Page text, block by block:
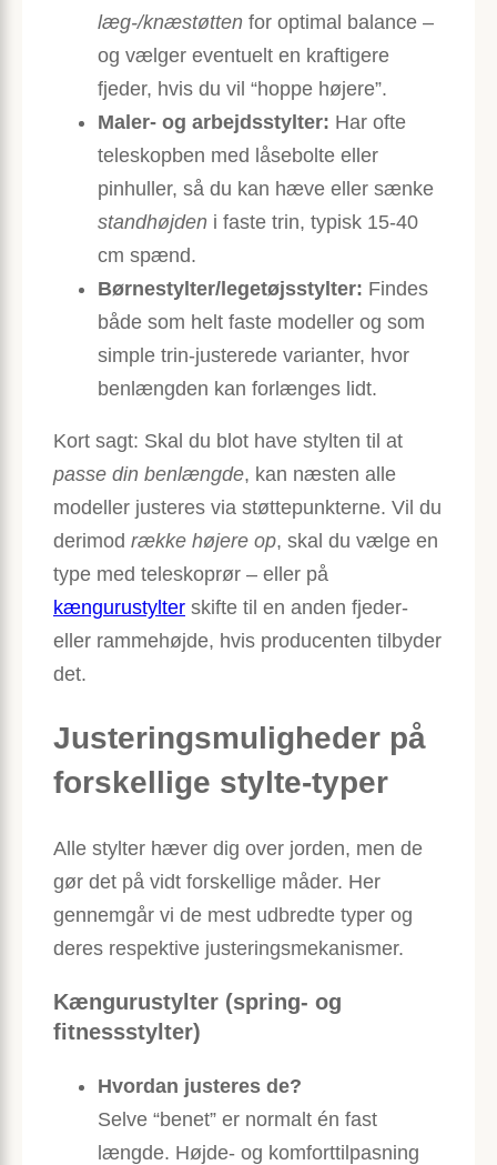
læg-/knæstøtten for optimal balance –
og vælger eventuelt en kraftigere
fjeder, hvis du vil “hoppe højere”.
Maler- og arbejdsstylter: Har ofte
teleskopben med låsebolte eller
pinhuller, så du kan hæve eller sænke
standhøjden i faste trin, typisk 15-40
cm spænd.
Børnestylter/legetøjsstylter: Findes
både som helt faste modeller og som
simple trin-justerede varianter, hvor
benlængden kan forlænges lidt.
Kort sagt: Skal du blot have stylten til at
passe din benlængde, kan næsten alle
modeller justeres via støttepunkterne. Vil du
derimod række højere op, skal du vælge en
type med teleskoprør – eller på
kængurustylter skifte til en anden fjeder-
eller rammehøjde, hvis producenten tilbyder
det.
Justeringsmuligheder på
forskellige stylte-typer
Alle stylter hæver dig over jorden, men de
gør det på vidt forskellige måder. Her
gennemgår vi de mest udbredte typer og
deres respektive justerings­mekanismer.
Kængurustylter (spring- og
fitnessstylter)
Hvordan justeres de?
Selve “benet” er normalt én fast
længde. Højde- og komfort­tilpasning